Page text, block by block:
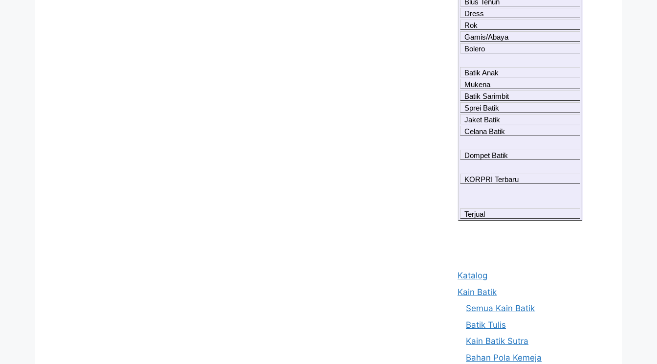
Blus Tenun
Dress
Rok
Gamis/Abaya
Bolero
Batik Anak
Mukena
Batik Sarimbit
Sprei Batik
Jaket Batik
Celana Batik
Dompet Batik
KORPRI Terbaru
Terjual
Katalog
Kain Batik
Semua Kain Batik
Batik Tulis
Kain Batik Sutra
Bahan Pola Kemeja